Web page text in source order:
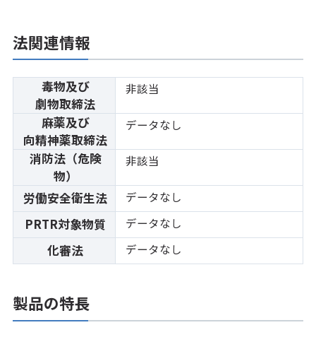
法関連情報
毒物及び
劇物取締法
非該当
麻薬及び
向精神薬取締法
データなし
消防法（危険
物）
非該当
労働安全衛生法 データなし
PRTR対象物質 データなし
化審法 データなし
製品の特長